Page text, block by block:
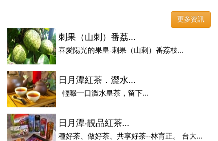
更多資訊
刺果（山刺）番荔...
喜愛陽光的果皇-刺果（山刺）番荔枝...
日月潭紅茶．澀水...
輕啜一口澀水皇茶，留下...
日月潭‧靚品紅茶...
種好茶、做好茶、共享好茶--林育正。 台大...